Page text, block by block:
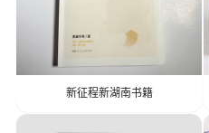
新征程新湖南书籍